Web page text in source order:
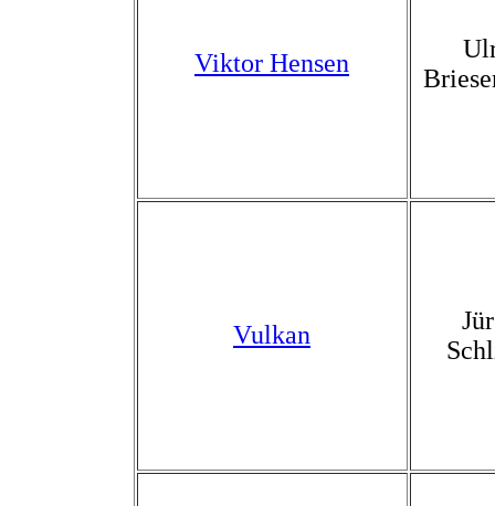
Viktor Hensen
Vulkan